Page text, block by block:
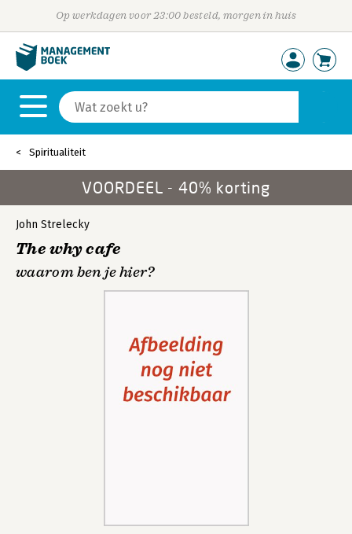
Op werkdagen voor 23:00 besteld, morgen in huis
Spiritualiteit
VOORDEEL - 40% korting
John Strelecky
The why cafe
waarom ben je hier?